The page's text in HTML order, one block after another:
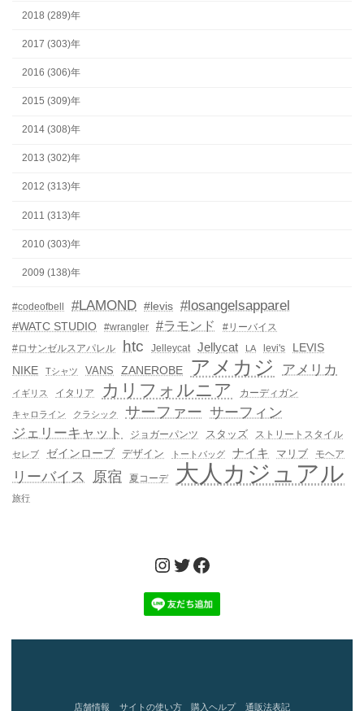
2018 (289)年
2017 (303)年
2016 (306)年
2015 (309)年
2014 (308)年
2013 (302)年
2012 (313)年
2011 (313)年
2010 (303)年
2009 (138)年
#codeofbell #LAMOND #levis #losangelsapparel
#WATC STUDIO #wrangler #ラモンド
#リーバイス
#ロサンゼルスアパレル
htc Jelleycat Jellycat LA levi's
LEVIS
NIKE
Tシャツ VANS ZANEROBE アメカジ アメリカ
イギリス イタリア カリフォルニア カーディガン
キャロライン クラシック サーファー サーフィン
ジェリーキャット
ジョガーパンツ スタッズ ストリートスタイル
セレブ ゼインローブ デザイン トートバッグ ナイキ マリブ モヘア
リーバイス 原宿 夏コーデ 大人カジュアル
旅行
Instagram
Twitter
Facebook
店舗情報 サイトの使い方 購入ヘルプ 通販法表記